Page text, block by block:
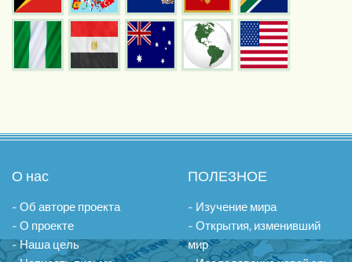
О нас
- Об авторе проекта
- О проекте
- Наша цель
ПОЛЕЗНОЕ
- Изучение мира
- Открытия, изменивший
мир